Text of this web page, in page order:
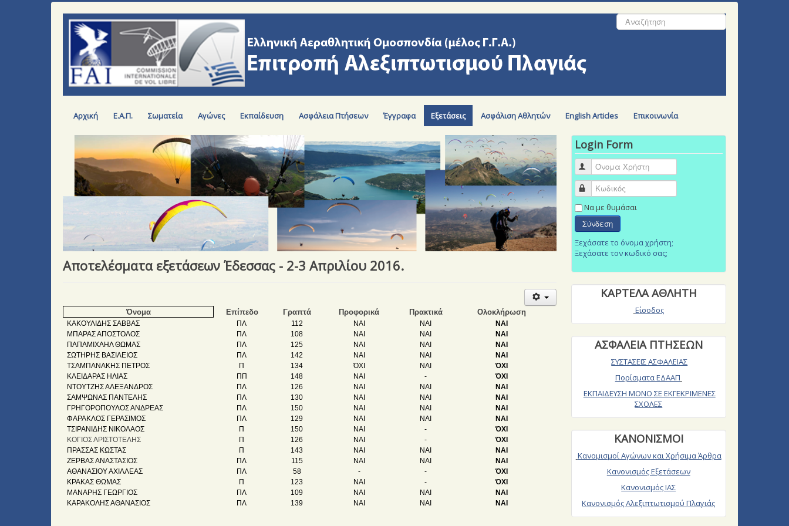
Αναζήτηση...
Αρχική Ε.Α.Π. Σωματεία Αγώνες Εκπαίδευση Ασφάλεια Πτήσεων Έγγραφα Εξετάσεις Ασφάλιση Αθλητών English Articles Επικοινωνία
Αποτελέσματα εξετάσεων Έδεσσας - 2-3 Απριλίου 2016.
Όνομα Επίπεδο Γραπτά Προφορικά Πρακτικά Ολοκλήρωση
ΚΑΚΟΥΛΙΔΗΣ ΣΑΒΒΑΣ ΠΛ 112 ΝΑΙ ΝΑΙ
ΝΑΙ
ΜΠΑΡΑΣ ΑΠΟΣΤΟΛΟΣ
ΠΛ 108 ΝΑΙ ΝΑΙ
ΝΑΙ
ΠΑΠΑΜΙΧΑΗΛ ΘΩΜΑΣ
ΠΛ 125 ΝΑΙ ΝΑΙ
ΝΑΙ
ΣΩΤΗΡΗΣ ΒΑΣΙΛΕΙΟΣ
ΠΛ 142 ΝΑΙ ΝΑΙ
ΝΑΙ
ΤΣΑΜΠΑΝΑΚΗΣ ΠΕΤΡΟΣ
Π 134 ΌΧΙ ΝΑΙ
ΌΧΙ
ΚΛΕΙΔΑΡΑΣ ΗΛΙΑΣ
ΠΠ 148 ΝΑΙ -
ΌΧΙ
ΝΤΟΥΤΖΗΣ ΑΛΕΞΑΝΔΡΟΣ
ΠΛ 126 ΝΑΙ ΝΑΙ
ΝΑΙ
ΣΑΜΨΩΝΑΣ ΠΑΝΤΕΛΗΣ
ΠΛ 130 ΝΑΙ ΝΑΙ
ΝΑΙ
ΓΡΗΓΟΡΟΠΟΥΛΟΣ ΑΝΔΡΕΑΣ
ΠΛ 150 ΝΑΙ ΝΑΙ
ΝΑΙ
ΦΑΡΑΚΛΟΣ ΓΕΡΑΣΙΜΟΣ
ΠΛ 129 ΝΑΙ ΝΑΙ
ΝΑΙ
TΣΙΡΑΝΙΔΗΣ ΝΙΚΟΛΑΟΣ
Π 150 ΝΑΙ -
ΌΧΙ
ΚΟΓΙΟΣ ΑΡΙΣΤΟΤΕΛΗΣ
Π 126 ΝΑΙ -
ΌΧΙ
ΠΡΑΣΣΑΣ ΚΩΣΤΑΣ
Π 143 ΝΑΙ ΝΑΙ
ΝΑΙ
ΖΕΡΒΑΣ ΑΝΑΣΤΑΣΙΟΣ
ΠΛ 115 ΝΑΙ ΝΑΙ
ΝΑΙ
ΑΘΑΝΑΣΙΟΥ ΑΧΙΛΛΕΑΣ
ΠΛ 58 - -
ΌΧΙ
ΚΡΑΚΑΣ ΘΩΜΑΣ
Π 123 ΝΑΙ -
ΌΧΙ
ΜΑΝΑΡΗΣ ΓΕΩΡΓΙΟΣ
ΠΛ 109 ΝΑΙ ΝΑΙ
ΝΑΙ
ΚΑΡΑΚΟΛΗΣ ΑΘΑΝΑΣΙΟΣ
ΠΛ 139 ΝΑΙ ΝΑΙ ΝΑΙ
Login Form
Όνομα Χρήστη
Κωδικός
Να με θυμάσαι
Σύνδεση
Ξεχάσατε το όνομα χρήστη;
Ξεχάσατε τον κωδικό σας;
ΚΑΡΤΕΛΑ ΑΘΛΗΤΗ
Είσοδος
ΑΣΦΑΛΕΙΑ ΠΤΗΣΕΩΝ
ΣΥΣΤΑΣΕΙΣ ΑΣΦΑΛΕΙΑΣ
Πορίσματα ΕΔΑΑΠ
ΕΚΠΑΙΔΕΥΣΗ ΜΟΝΟ ΣΕ ΕΚΓΕΚΡΙΜΕΝΕΣ
ΣΧΟΛΕΣ
ΚΑΝΟΝΙΣΜΟΙ
Κανομισμοί Αγώνων και Χρήσιμα Άρθρα
Κανονισμός Εξετάσεων
Κανονισμός ΙΑΣ
Κανονισμός Αλεξιπτωτισμού Πλαγιάς